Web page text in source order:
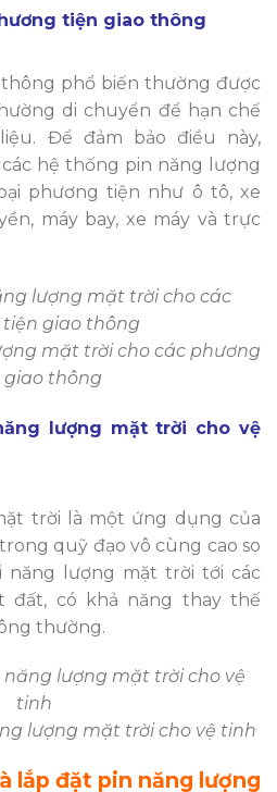
tiện giao thông
phổ biến thường được
di chuyển để hạn chế
Để đảm bảo điều này,
hệ thống pin năng lượng
phương tiện như ô tô, xe
máy bay, xe máy và trực
mặt trời cho các phương
giao thông
lượng mặt trời cho vệ
trời là một ứng dụng của
quỹ đạo vô cùng cao so
năng lượng mặt trời tới các
đất, có khả năng thay thế
thường.
lượng mặt trời cho vệ tinh
lắp đặt pin năng lượng